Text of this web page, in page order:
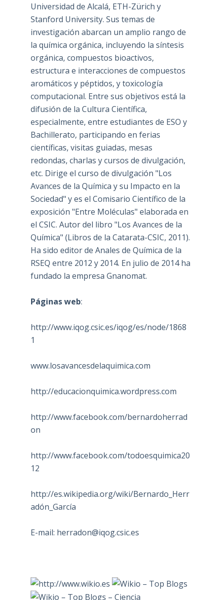
Universidad de Alcalá, ETH-Zürich y
Stanford University. Sus temas de
investigación abarcan un amplio rango de
la química orgánica, incluyendo la síntesis
orgánica, compuestos bioactivos,
estructura e interacciones de compuestos
aromáticos y péptidos, y toxicología
computacional. Entre sus objetivos está la
difusión de la Cultura Científica,
especialmente, entre estudiantes de ESO y
Bachillerato, participando en ferias
científicas, visitas guiadas, mesas
redondas, charlas y cursos de divulgación,
etc. Dirige el curso de divulgación "Los
Avances de la Química y su Impacto en la
Sociedad" y es el Comisario Científico de la
exposición "Entre Moléculas" elaborada en
el CSIC. Autor del libro "Los Avances de la
Química" (Libros de la Catarata-CSIC, 2011).
Ha sido editor de Anales de Química de la
RSEQ entre 2012 y 2014. En julio de 2014 ha
fundado la empresa Gnanomat.
Páginas web:
http://www.iqog.csic.es/iqog/es/node/1868
1
www.losavancesdelaquimica.com
http://educacionquimica.wordpress.com
http://www.facebook.com/bernardoherrad
on
http://www.facebook.com/todoesquimica20
12
http://es.wikipedia.org/wiki/Bernardo_Herr
adón_García
E-mail: herradon@iqog.csic.es